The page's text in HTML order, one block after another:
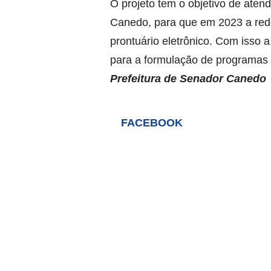
O projeto tem o objetivo de
Canedo, para que em 2023 a
prontuário eletrônico. Com isso
para a formulação de
Prefeitura de Senador Canedo
FACEBOOK